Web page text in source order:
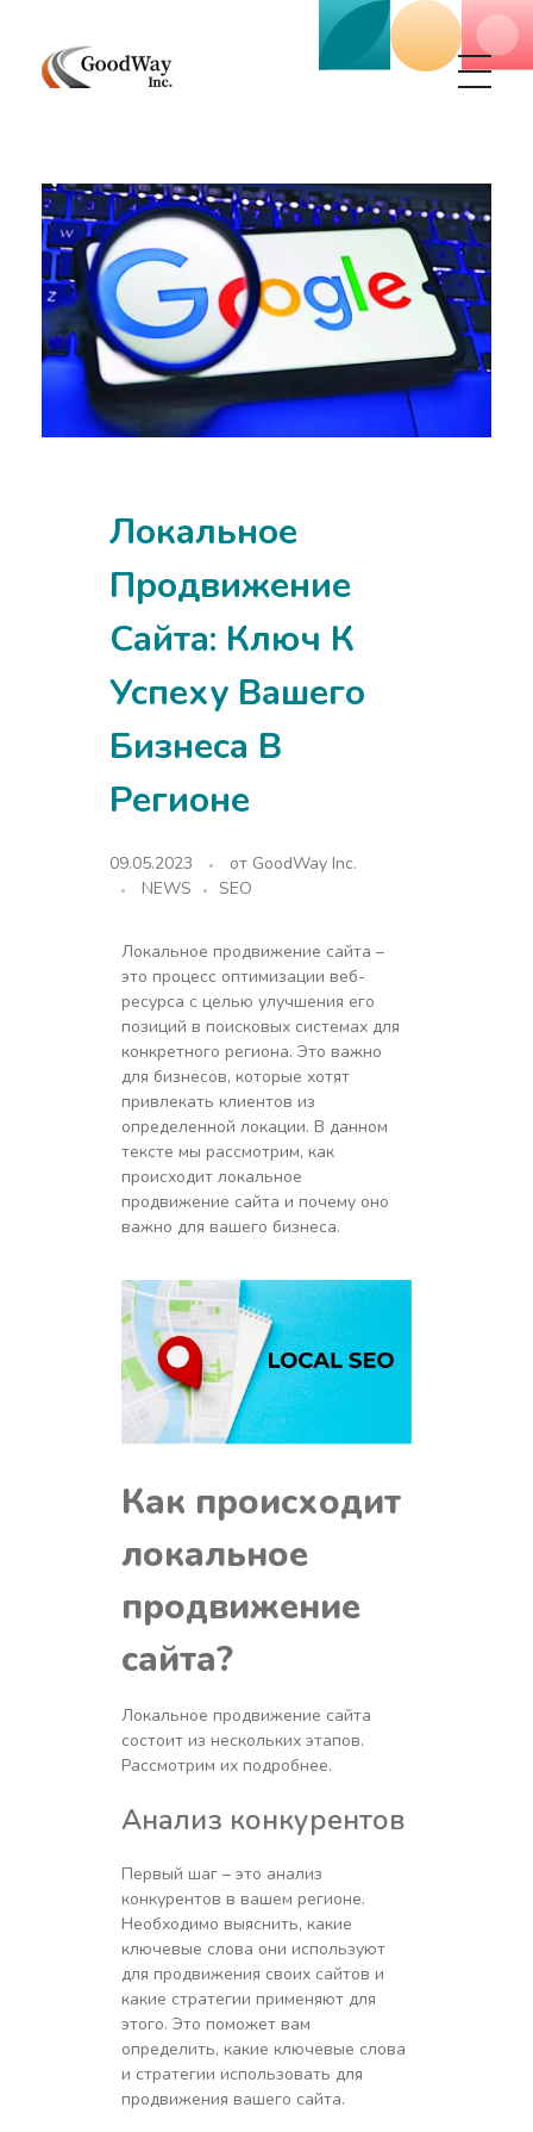
Локальное
Продвижение
Сайта: Ключ К
Успеху Вашего
Бизнеса В
Регионе
09.05.2023 от GoodWay Inc.
NEWS
SEO
Локальное продвижение сайта –
это процесс оптимизации веб-
ресурса с целью улучшения его
позиций в поисковых системах для
конкретного региона. Это важно
для бизнесов, которые хотят
привлекать клиентов из
определенной локации. В данном
тексте мы рассмотрим, как
происходит локальное
продвижение сайта и почему оно
важно для вашего бизнеса.
Как происходит
локальное
продвижение
сайта?
Локальное продвижение сайта
состоит из нескольких этапов.
Рассмотрим их подробнее.
Анализ конкурентов
Первый шаг – это анализ
конкурентов в вашем регионе.
Необходимо выяснить, какие
ключевые слова они используют
для продвижения своих сайтов и
какие стратегии применяют для
этого. Это поможет вам
определить, какие ключевые слова
и стратегии использовать для
продвижения вашего сайта.